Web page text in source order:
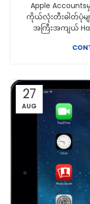
Apple Accounts
ကိုယ်လုံးတီးဓါတ်ပုံမ
အကြီးအကျယ်
27
AUG